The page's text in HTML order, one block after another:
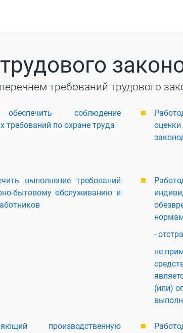
требований трудового
соблюдение
требований по охране труда
выполнение требований
бытовому обслуживанию и
-
не
(или)
производственную